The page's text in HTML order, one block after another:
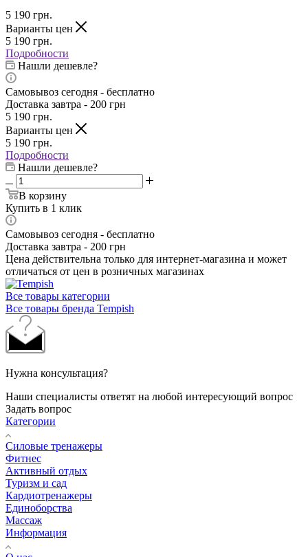
5 190 грн.
Варианты цен
5 190 грн.
Подробности
Нашли дешевле?
Самовывоз сегодня - бесплатно
Доставка завтра - 200 грн
5 190 грн.
Варианты цен
5 190 грн.
Подробности
Нашли дешевле?
В корзину
Купить в 1 клик
Самовывоз сегодня - бесплатно
Доставка завтра - 200 грн
Цена действительна только для интернет-магазина и может
отличаться от цен в розничных магазинах
Все товары категории
Все товары бренда Tempish
Нужна консультация?
Наши специалисты ответят на любой интересующий вопрос
Задать вопрос
Категории
Силовые тренажеры
Фитнес
Активный отдых
Туризм и сад
Кардиотренажеры
Единоборства
Массаж
Информация